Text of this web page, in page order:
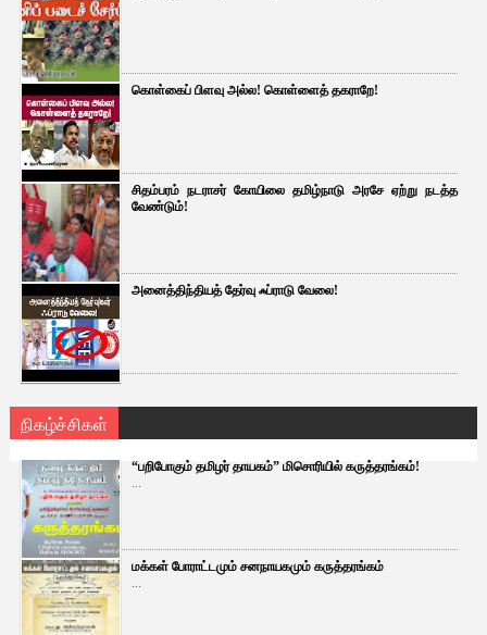
கொள்கைப் பிளவு அல்ல! கொள்ளைத் தகராறே!
சிதம்பரம் நடராசர் கோயிலை தமிழ்நாடு அரசே ஏற்று நடத்த
வேண்டும்!
அனைத்திந்தியத் தேர்வு ஃப்ராடு வேலை!
நிகழ்ச்சிகள்
“பறிபோகும் தமிழர் தாயகம்” மிசொரியில் கருத்தரங்கம்!
...
மக்கள் போராட்டமும் சனநாயகமும் கருத்தரங்கம்
...